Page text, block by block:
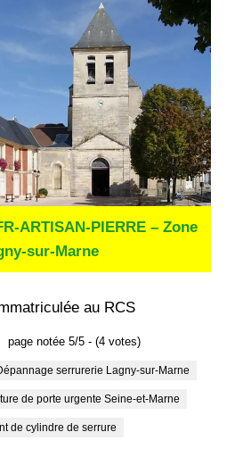
ARTISAN-PIERRE – Zone
sur-Marne
au RCS
page notée 5/5 - (4 votes)
Dépannage serrurerie Lagny-sur-Marne
de porte urgente Seine-et-Marne
de cylindre de serrure